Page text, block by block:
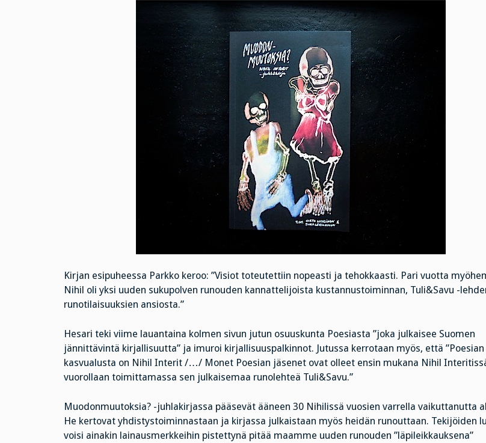
Kirjan esipuheessa Parkko keroo: ”Visiot toteutettiin nopeasti ja tehokkaasti. Pari vuotta
Nihil oli yksi uuden sukupolven runouden kannattelijoista kustannustoiminnan, Tuli&Savu -
runotilaisuuksien ansiosta.”
Hesari teki viime lauantaina kolmen sivun jutun osuuskunta Poesiasta ”joka julkaisee Suomen
jännittävintä kirjallisuutta” ja imuroi kirjallisuuspalkinnot. Jutussa kerrotaan myös, että ”Poesian
kasvualusta on Nihil Interit /…/ Monet Poesian jäsenet ovat olleet ensin mukana Nihil
vuorollaan toimittamassa sen julkaisemaa runolehteä Tuli&Savu.”
Muodonmuutoksia? -juhlakirjassa pääsevät ääneen 30 Nihilissä vuosien varrella vaikuttanutta
He kertovat yhdistystoiminnastaan ja kirjassa julkaistaan myös heidän runouttaan. Tekijöiden
voisi ainakin lainausmerkkeihin pistettynä pitää maamme uuden runouden ”läpileikkauksena”